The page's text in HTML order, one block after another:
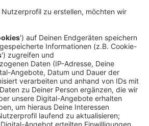
sei wieder ein größeres Thema als
Grippewelle hat nach Angaben
Vereinigung Nordrhein aber noch
würde noch etwas dauern, heißt
rechnen bis in den
Anhalten der aktuellen
Ratsam sei deshalb vor allem eine